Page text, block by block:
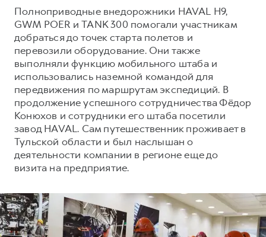
HAVAL Лизинг
АКСЕССУАРЫ HAVAL
Автомобильные аксессуары
Коллекция CITY
Коллекция Базовая
Коллекция Детская
АКСЕССУАРЫ HAVAL
Автомобильные аксессуары
Коллекция CITY
Коллекция Базовая
Коллекция Детская
Полноприводные внедорожники HAVAL H9,
GWM POER и TANK 300 помогали участникам
добраться до точек старта полетов и
перевозили оборудование. Они также
выполняли функцию мобильного штаба и
использовались наземной командой для
передвижения по маршрутам экспедиций. В
продолжение успешного сотрудничества Фёдор
Конюхов и сотрудники его штаба посетили
завод HAVAL. Сам путешественник проживает в
Тульской области и был наслышан о
деятельности компании в регионе еще до
визита на предприятие.